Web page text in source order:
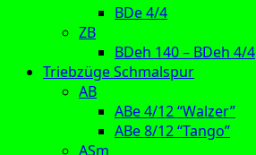
BDe 4/4
ZB
BDeh 140 – BDeh 4/4
Triebzüge Schmalspur
AB
ABe 4/12 “Walzer”
ABe 8/12 “Tango”
ASm